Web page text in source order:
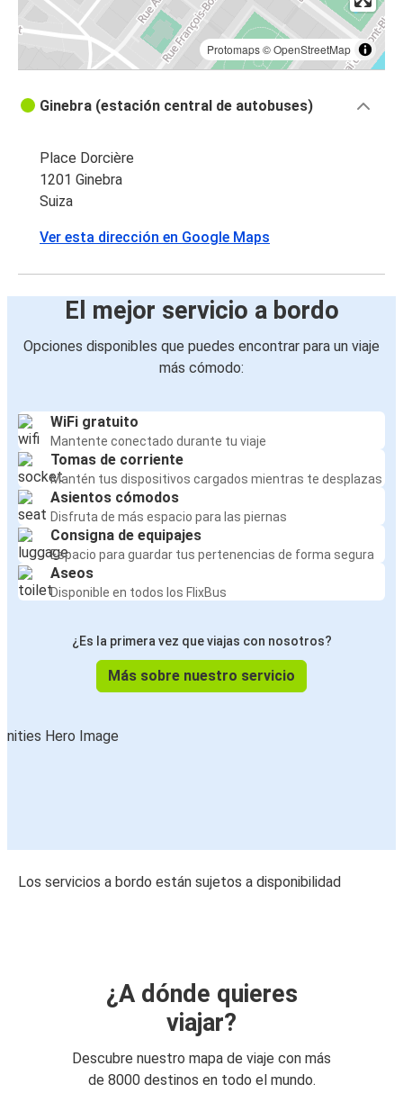
Protomaps©OpenStreetMap
Ginebra (estación central de autobuses)
Place Dorcière
1201 Ginebra
Suiza
Ver esta dirección en Google Maps
El mejor servicio a bordo
Opciones disponibles que puedes encontrar para un viaje
más cómodo:
WiFi gratuito
Mantente conectado durante tu viaje
Tomas de corriente
Mantén tus dispositivos cargados mientras te desplazas
Asientos cómodos
Disfruta de más espacio para las piernas
Consigna de equipajes
Espacio para guardar tus pertenencias de forma segura
Aseos
Disponible en todos los FlixBus
¿Es la primera vez que viajas con nosotros?
Más sobre nuestro servicio
Los servicios a bordo están sujetos a disponibilidad
¿A dónde quieres
viajar?
Descubre nuestro mapa de viaje con más
de 8000 destinos en todo el mundo.